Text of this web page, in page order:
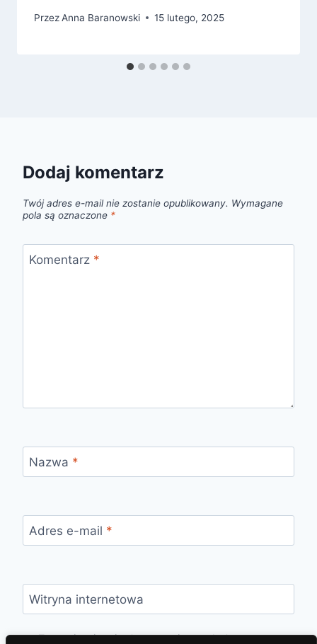
PrzezAnna Baranowski 15 lutego, 2025
Dodaj komentarz
Twój adres e-mail nie zostanie opublikowany. Wymagane
pola są oznaczone *
Komentarz *
Nazwa *
Adres e-mail *
Witryna internetowa
Zapamiętaj moje dane w tej przeglądarce